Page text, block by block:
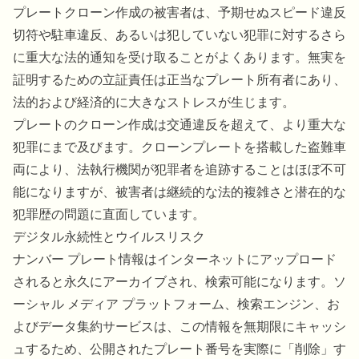
プレートクローン作成の被害者は、予期せぬスピード違反
切符や駐車違反、あるいは犯していない犯罪に対するさら
に重大な法的通知を受け取ることがよくあります。無実を
証明するための立証責任は正当なプレート所有者にあり、
法的および経済的に大きなストレスが生じます。
プレートのクローン作成は交通違反を超えて、より重大な
犯罪にまで及びます。クローンプレートを搭載した盗難車
両により、法執行機関が犯罪者を追跡することはほぼ不可
能になりますが、被害者は継続的な法的複雑さと潜在的な
犯罪歴の問題に直面しています。
デジタル永続性とウイルスリスク
ナンバー プレート情報はインターネットにアップロード
されると永久にアーカイブされ、検索可能になります。ソ
ーシャル メディア プラットフォーム、検索エンジン、お
よびデータ集約サービスは、この情報を無期限にキャッシ
ュするため、公開されたプレート番号を実際に「削除」す